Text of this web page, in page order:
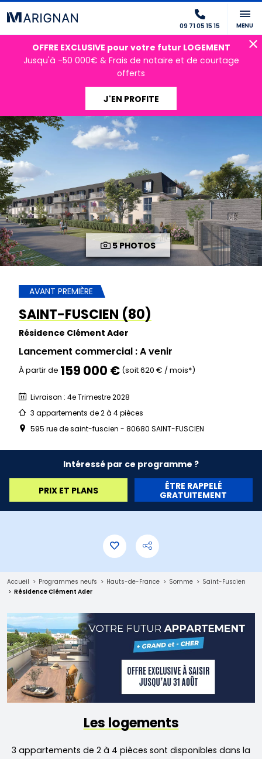
09 71 05 15 15 MENU
OFFRE EXCLUSIVE pour votre futur LOGEMENT
Jusqu'à -50 000€ & Frais de notaire et de courtage
offerts
J'EN PROFITE
5 PHOTOS
AVANT PREMIÈRE
SAINT-FUSCIEN (80)
Résidence Clément Ader
Lancement commercial : A venir
À partir de 159 000 € (soit 620 € / mois*)
Livraison : 4e Trimestre 2028
3 appartements de 2 à 4 pièces
595 rue de saint-fuscien - 80680 SAINT-FUSCIEN
Intéressé par ce programme ?
PRIX ET PLANS
ÊTRE RAPPELÉ
GRATUITEMENT
Accueil Programmes neufs Hauts-de-France Somme
Saint-Fuscien
Résidence Clément Ader
Les logements
3 appartements de 2 à 4 pièces sont disponibles dans la